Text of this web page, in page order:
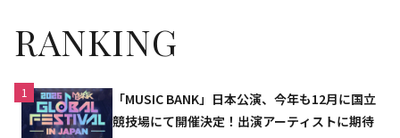
RANKING
1
「MUSIC BANK」日本公演、今年も12月に国立
競技場にて開催決定！出演アーティストに期待